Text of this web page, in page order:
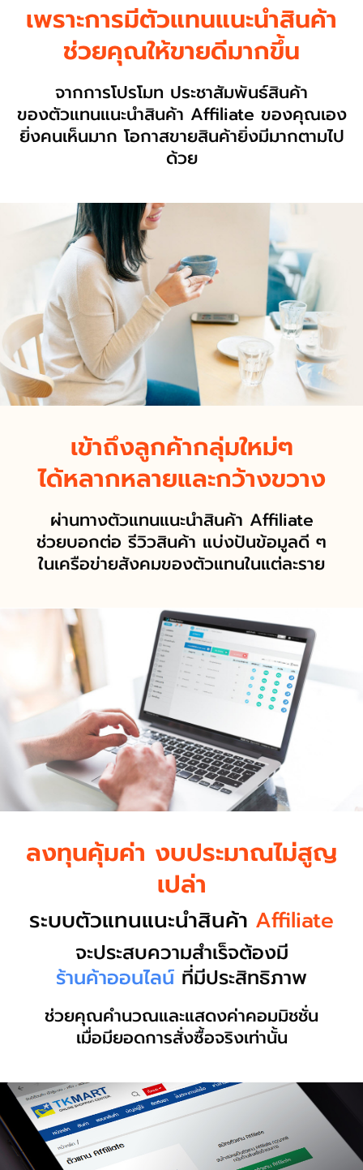
เพราะการมีตัวแทนแนะนำสินค้า
ช่วยคุณให้ขายดีมากขึ้น
จากการโปรโมท ประชาสัมพันธ์สินค้า
ของตัวแทนแนะนำสินค้า Affiliate ของคุณเอง
ยิ่งคนเห็นมาก โอกาสขายสินค้ายิ่งมีมากตามไป
ด้วย
เข้าถึงลูกค้ากลุ่มใหม่ๆ
ได้หลากหลายและกว้างขวาง
ผ่านทางตัวแทนแนะนำสินค้า Affiliate
ช่วยบอกต่อ รีวิวสินค้า แบ่งปันข้อมูลดี ๆ
ในเครือข่ายสังคมของตัวแทนในแต่ละราย
ลงทุนคุ้มค่า งบประมาณไม่สูญ
เปล่า
ระบบตัวแทนแนะนำสินค้า Affiliate
จะประสบความสำเร็จต้องมี
ร้านค้าออนไลน์ ที่มีประสิทธิภาพ
ช่วยคุณคำนวณและแสดงค่าคอมมิชชั่น
เมื่อมียอดการสั่งซื้อจริงเท่านั้น